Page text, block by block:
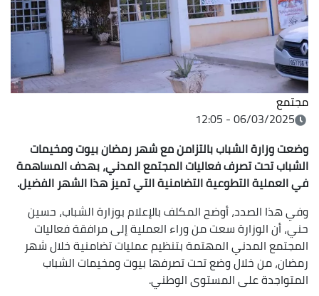
مجتمع
06/03/2025 - 12:05
وضعت وزارة الشباب بالتزامن مع شهر رمضان بيوتومخيمات
الشباب تحت تصرف فعاليات المجتمع المدني، بهدف المساهمة
في العمليةالتطوعية التضامنية التي تميز هذا الشهر الفضيل.
وفي هذا الصدد، أوضح المكلف بالإعلام بوزارة الشباب، حسين
حني، أن الوزارة سعت من وراء العملية إلى مرافقة فعاليات
المجتمع المدني المهتمة بتنظيم عمليات تضامنية خلال شهر
رمضان، من خلال وضع تحت تصرفها بيوت ومخيمات الشباب
المتواجدة على المستوى الوطني.